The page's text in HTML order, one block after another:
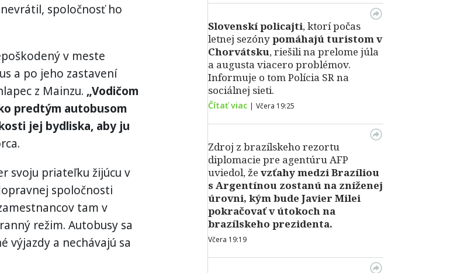
spoločnosť ho
v meste
a po jeho zastavení
z Mainzu. „Vodičom
predtým autobusom
jej bydliska, aby ju
svoju priateľku žijúcu v
spoločnosti
tam v
režim. Autobusy sa
výjazdy a nechávajú sa
Slovenskí policajti, ktorí počas
letnej sezónypomáhajú turistom v
Chorvátsku, riešili na prelome júla
a augusta viacero problémov.
Informuje o tom Polícia SR na
sociálnej sieti.
Čítať viac | Včera 19:25
Zdroj z brazílskeho rezortu
diplomacie pre agentúru AFP
uviedol, že vzťahy medzi Brazíliou
s Argentínou zostanú na zníženej
úrovni, kým bude Javier Milei
pokračovať v útokoch na
brazílskeho prezidenta.
Včera 19:19